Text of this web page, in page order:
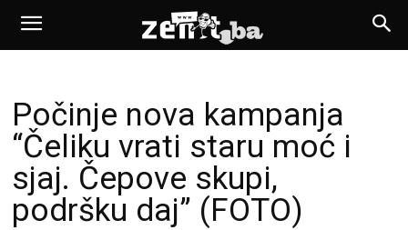
Počinje nova kampanja
“Čeliku vrati staru moć i
sjaj. Čepove skupi,
podršku daj” (FOTO)